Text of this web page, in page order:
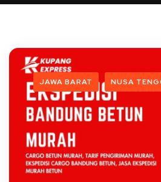
JAWA BARAT NUSA